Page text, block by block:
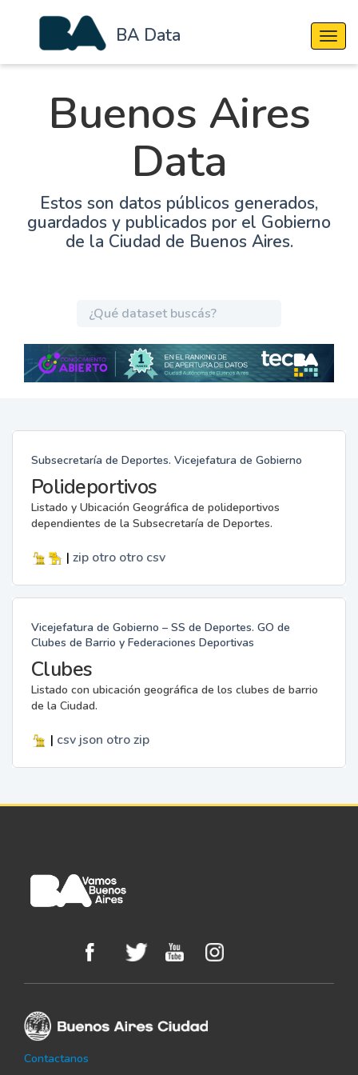
BA Data
Buenos Aires
Data
Estos son datos públicos generados,
guardados y publicados por el Gobierno
de la Ciudad de Buenos Aires.
Subsecretaría de Deportes. Vicejefatura de Gobierno
Polideportivos
Listado y Ubicación Geográfica de polideportivos
dependientes de la Subsecretaría de Deportes.
| zip otro otro csv
Vicejefatura de Gobierno – SS de Deportes. GO de
Clubes de Barrio y Federaciones Deportivas
Clubes
Listado con ubicación geográfica de los clubes de barrio
de la Ciudad.
| csv json otro zip
Contactanos